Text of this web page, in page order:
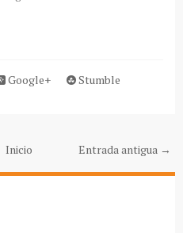
Google+
Stumble
Entrada antigua →
Inicio